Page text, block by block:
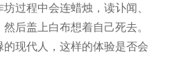
过程中会连蜡烛，读讣闻、
后盖上白布想着自己死去。
现代人，这样的体验是否会